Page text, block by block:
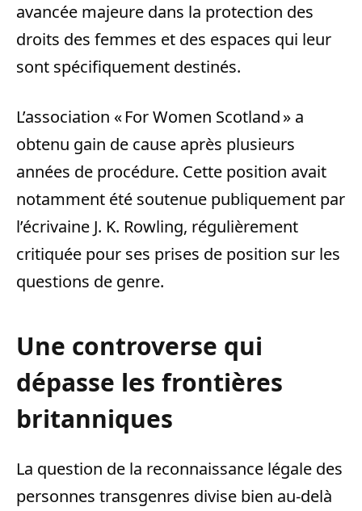
avancée majeure dans la protection des
droits des femmes et des espaces qui leur
sont spécifiquement destinés.
L’association « For Women Scotland » a
obtenu gain de cause après plusieurs
années de procédure. Cette position avait
notamment été soutenue publiquement par
l’écrivaine J. K. Rowling, régulièrement
critiquée pour ses prises de position sur les
questions de genre.
Une controverse qui
dépasse les frontières
britanniques
La question de la reconnaissance légale des
personnes transgenres divise bien au-delà